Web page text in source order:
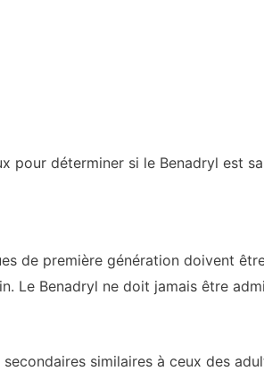
pour déterminer si le Benadryl est
de première génération doivent
Le Benadryl ne doit jamais être
similaires à ceux des